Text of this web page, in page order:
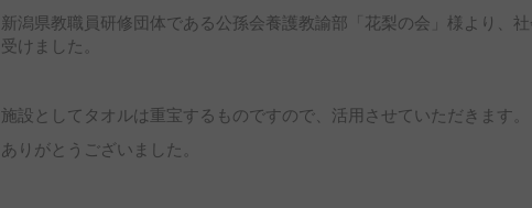
新潟県教職員研修団体である公孫会養護教諭部「花梨の会」様より、
受けました。
施設としてタオルは重宝するものですので、活用させていただきます。
ありがとうございました。